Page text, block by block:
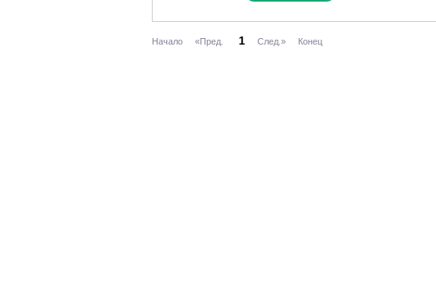
Начало «Пред. 1 След.» Конец